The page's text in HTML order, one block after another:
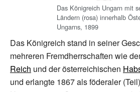
Das Königreich Ungarn mit
Ländern (rosa) innerhalb
Ungarns, 1899
Das Königreich stand in seiner
mehreren Fremdherrschaften wie
Reich und der österreichischen
und erlangte 1867 als föderaler